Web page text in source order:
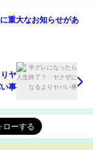
重大なお知らせがあ
ヤ
事